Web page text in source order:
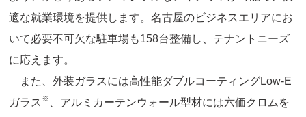
適な就業環境を提供します。名古屋のビジネスエリアにお
いて必要不可欠な駐車場も158台整備し、テナントニーズ
に応えます。
また、外装ガラスには高性能ダブルコーティングLow-E
ガラス ※
、アルミカーテンウォール型材には六価クロムを